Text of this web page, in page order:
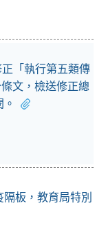
「執行第五類傳
文，檢送修正總
板，教育局特別